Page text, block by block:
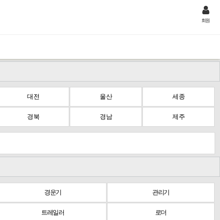
회원
대전 울산 세종
경북 경남 제주
경운기 관리기
트레일러 로더